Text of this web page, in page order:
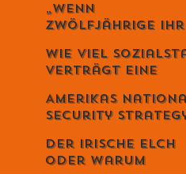
„Wenn
Zwölfjährige ihr
Iran-Aktivist
Sebastian Di
Benedetto über
Revolution,
Massaker und das
Schweigen des
Westens
Wie viel
verträgt eine
Amerikas
Security
Weckruf oder
Kriegserklärung?
Der irische Elch
oder warum